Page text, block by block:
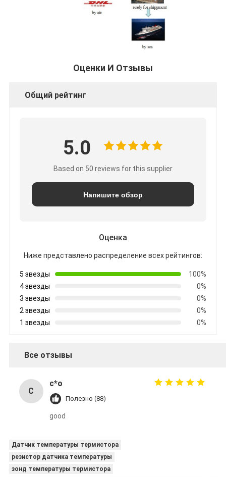
Оценки И Отзывы
Общий рейтинг
5.0
Based on 50 reviews for this supplier
Напишите обзор
Оценка
Ниже представлено распределение всех рейтингов:
5 звезды
100%
4 звезды
0%
3 звезды
0%
2 звезды
0%
1 звезды
0%
Все отзывы
C
c*o
Полезно (88)
good
Датчик температуры термистора
резистор датчика температуры
зонд температуры термистора